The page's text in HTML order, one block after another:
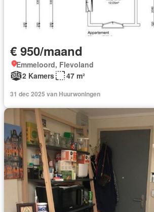
€ 950/maand
Emmeloord, Flevoland
2 Kamers
47 m²
31 dec 2025 van Huurwoningen